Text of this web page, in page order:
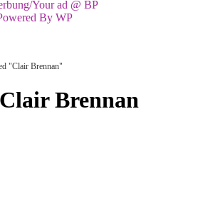
Your ad @ BP
By WP
"Clair Brennan"
Clair Brennan